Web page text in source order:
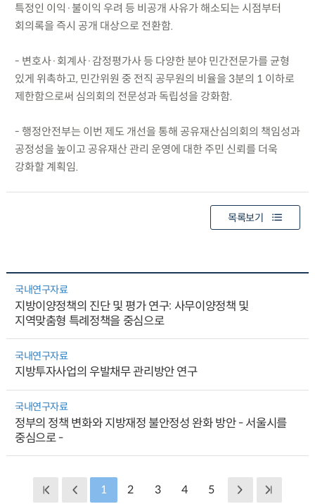
특정인 이익·불이익 우려 등 비공개 사유가 해소되는 시점부터
회의록을 즉시 공개 대상으로 전환함.
- 변호사·회계사·감정평가사 등 다양한 분야 민간전문가를 균형
있게 위촉하고, 민간위원 중 전직 공무원의 비율을 3분의 1 이하로
제한함으로써 심의회의 전문성과 독립성을 강화함.
- 행정안전부는 이번 제도 개선을 통해 공유재산심의회의 책임성과
공정성을 높이고 공유재산 관리 운영에 대한 주민 신뢰를 더욱
강화할 계획임.
목록보기
국내연구자료
지방이양정책의 진단 및 평가 연구: 사무이양정책 및
지역맞춤형 특례정책을 중심으로
국내연구자료
지방투자사업의 우발채무 관리방안 연구
국내연구자료
정부의 정책 변화와 지방재정 불안정성 완화 방안 - 서울시를
중심으로 -
1 2 3 4 5